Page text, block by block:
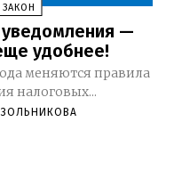
ЗАКОН
—
удобнее!
меняются правила
налоговых...